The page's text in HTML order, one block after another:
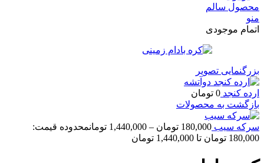
منو
اتمام موجودی
بزرگنمایی تصویر
ارده کنجد 0 تومان
بازگشت به محصولات
سرکه سیب 180,000 تومان –
1,440,000 تومانمحدوده قیمت:
180,000 تومان تا 1,440,000 تومان